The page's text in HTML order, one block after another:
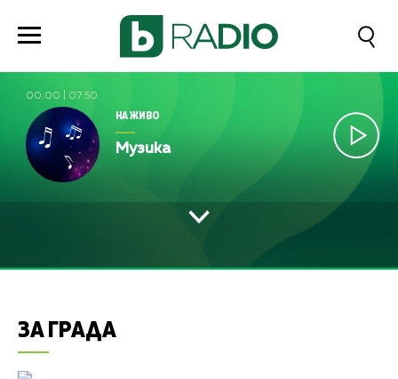
00:00 07:50
НА ЖИВО
Музика
ЗА ГРАДА